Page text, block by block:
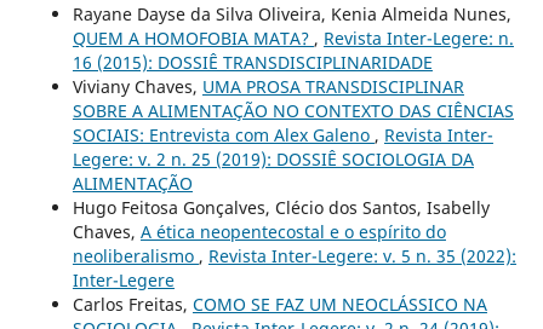
Rayane Dayse da Silva Oliveira, Kenia Almeida Nunes,
QUEM A HOMOFOBIA MATA? , Revista Inter-Legere: n.
16 (2015): DOSSIÊ TRANSDISCIPLINARIDADE
Viviany Chaves, UMA PROSA TRANSDISCIPLINAR
SOBRE A ALIMENTAÇÃO NO CONTEXTO DAS CIÊNCIAS
SOCIAIS: Entrevista com Alex Galeno , Revista Inter-
Legere: v. 2 n. 25 (2019): DOSSIÊ SOCIOLOGIA DA
ALIMENTAÇÃO
Hugo Feitosa Gonçalves, Clécio dos Santos, Isabelly
Chaves, A ética neopentecostal e o espírito do
neoliberalismo , Revista Inter-Legere: v. 5 n. 35 (2022):
Inter-Legere
Carlos Freitas, COMO SE FAZ UM NEOCLÁSSICO NA